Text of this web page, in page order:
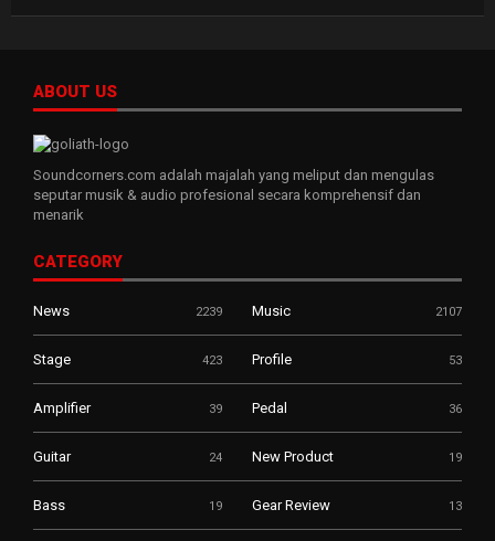
ABOUT US
Soundcorners.com adalah majalah yang meliput dan mengulas
seputar musik & audio profesional secara komprehensif dan
menarik
CATEGORY
News 2239 Music 2107
Stage 423 Profile 53
Amplifier 39 Pedal 36
Guitar 24 New Product 19
Bass 19 Gear Review 13